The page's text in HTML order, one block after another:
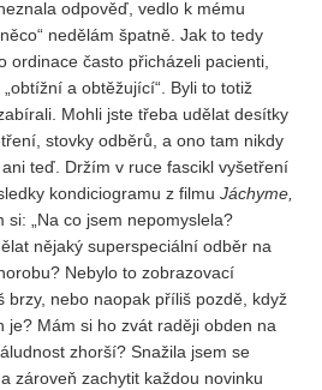
odpověď, vedlo k mému
nedělám špatně. Jak to tedy
ordinace často přicházeli pacienti,
a obtěžující“. Byli to totiž
Mohli jste třeba udělat desítky
stovky odběrů, a ono tam nikdy
teď. Držím v ruce fascikl vyšetření
kondiciogramu z filmu Jáchyme,
si: „Na co jsem nepomyslela?
nějaký superspeciální odběr na
Nebylo to zobrazovací
brzy, nebo naopak příliš pozdě, když
je? Mám si ho zvát raději obden na
zhorší? Snažila jsem se
zároveň zachytit každou novinku